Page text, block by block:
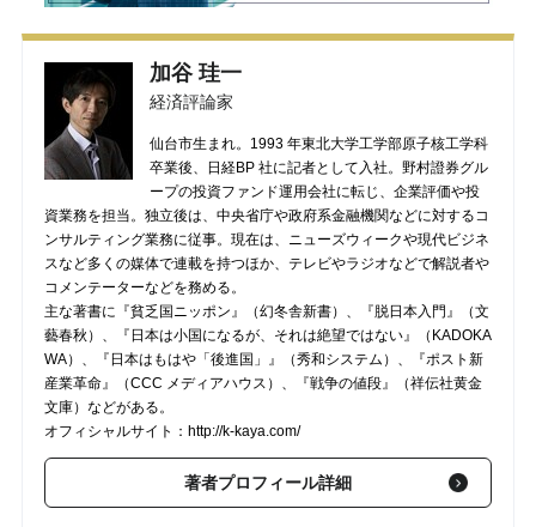
加谷 珪一
経済評論家
仙台市生まれ。1993 年東北大学工学部原子核工学科
卒業後、日経BP 社に記者として入社。野村證券グル
ープの投資ファンド運用会社に転じ、企業評価や投
資業務を担当。独立後は、中央省庁や政府系金融機関などに対するコ
ンサルティング業務に従事。現在は、ニューズウィークや現代ビジネ
スなど多くの媒体で連載を持つほか、テレビやラジオなどで解説者や
コメンテーターなどを務める。
主な著書に『貧乏国ニッポン』（幻冬舎新書）、『脱日本入門』（文
藝春秋）、『日本は小国になるが、それは絶望ではない』（KADOKA
WA）、『日本はもはや「後進国」』（秀和システム）、『ポスト新
産業革命』（CCC メディアハウス）、『戦争の値段』（祥伝社黄金
文庫）などがある。
オフィシャルサイト：http://k-kaya.com/
著者プロフィール詳細